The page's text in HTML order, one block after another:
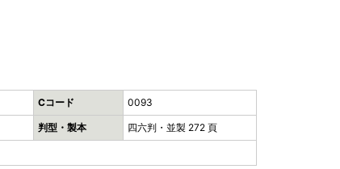
Cコード 0093
判型・製本 四六判・並製 272 頁